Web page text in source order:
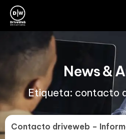
News &
Etiqueta: contacto
Contacto driveweb –